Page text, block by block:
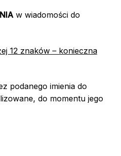
w wiadomości do
12 znaków – konieczna
podanego imienia do
do momentu jego